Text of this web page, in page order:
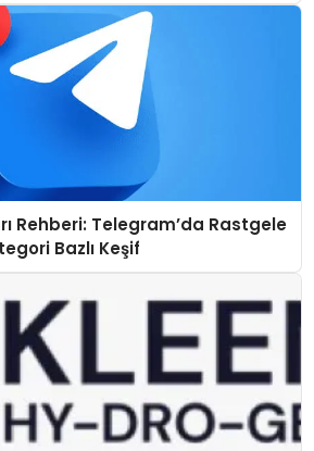
Rehberi: Telegram’da Rastgele
Bazlı Keşif